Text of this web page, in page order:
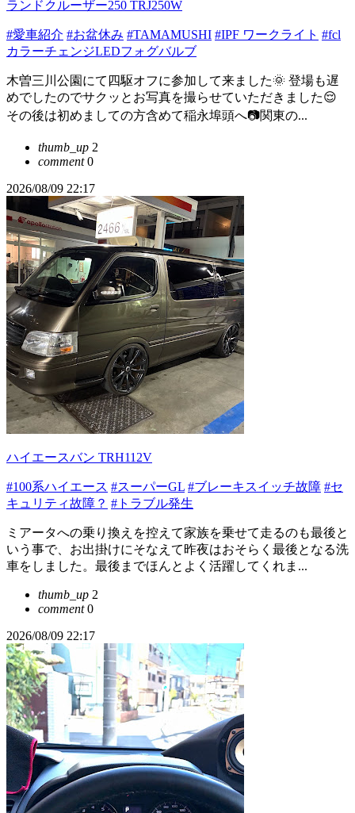
ランドクルーザー250 TRJ250W
#愛車紹介 #お盆休み #TAMAMUSHI #IPF ワークライト #fcl
カラーチェンジLEDフォグバルブ
木曽三川公園にて四駆オフに参加して来ました🌞 登場も遅
めでしたのでサクッとお写真を撮らせていただきました😌
その後は初めましての方含めて稲永埠頭へ📷関東の...
thumb_up 2
comment0
2026/08/09 22:17
ハイエースバン TRH112V
#100系ハイエース #スーパーGL #ブレーキスイッチ故障 #セ
キュリティ故障？ #トラブル発生
ミアータへの乗り換えを控えて家族を乗せて走るのも最後と
いう事で、お出掛けにそなえて昨夜はおそらく最後となる洗
車をしました。最後までほんとよく活躍してくれま...
thumb_up 2
comment0
2026/08/09 22:17